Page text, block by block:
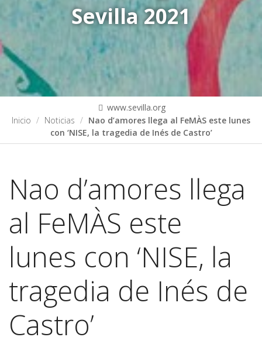
Sevilla 2021
www.sevilla.org
Inicio
Noticias
Nao d’amores llega al FeMÀS este lunes
con ‘NISE, la tragedia de Inés de Castro’
Nao d’amores llega
al FeMÀS este
lunes con ‘NISE, la
tragedia de Inés de
Castro’